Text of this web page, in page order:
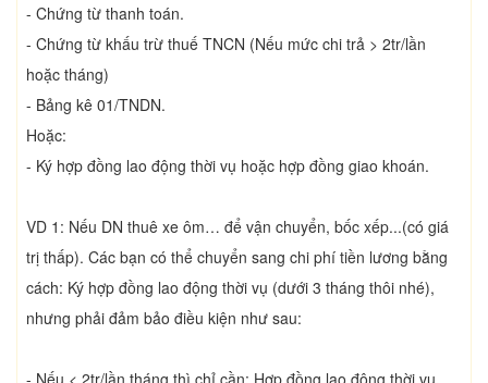
- Chứng từ thanh toán.
- Chứng từ khấu trừ thuế TNCN (Nếu mức chi trả > 2tr/lần
hoặc tháng)
- Bảng kê 01/TNDN.
Hoặc:
- Ký hợp đồng lao động thời vụ hoặc hợp đồng giao khoán.
VD 1: Nếu DN thuê xe ôm… để vận chuyển, bốc xếp...(có giá
trị thấp). Các bạn có thể chuyển sang chi phí tiền lương bằng
cách: Ký hợp đồng lao động thời vụ (dưới 3 tháng thôi nhé),
nhưng phải đảm bảo điều kiện như sau:
- Nếu < 2tr/lần,tháng thì chỉ cần: Hợp đồng lao động thời vụ,